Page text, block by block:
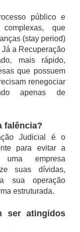
público e
que
(stay period)
a Recuperação
mais rápido,
que possuem
renegociar
apenas de
falência?
Judicial é o
para evitar a
empresa
suas dívidas,
sua operação
estruturada.
ser atingidos